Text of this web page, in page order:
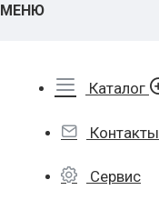
МЕНЮ
Каталог
Контакты
Сервис